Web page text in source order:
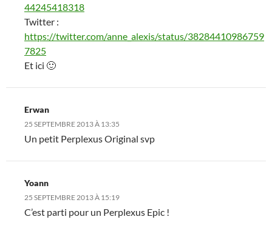
44245418318
Twitter :
https://twitter.com/anne_alexis/status/38284410986759
7825
Et ici 🙂
Erwan
25 SEPTEMBRE 2013 À 13:35
Un petit Perplexus Original svp
Yoann
25 SEPTEMBRE 2013 À 15:19
C’est parti pour un Perplexus Epic !